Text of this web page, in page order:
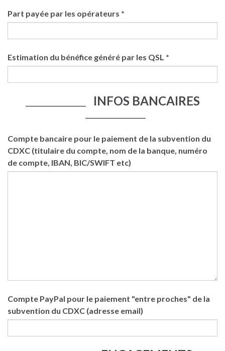
Part payée par les opérateurs *
Estimation du bénéfice généré par les QSL *
INFOS BANCAIRES
Compte bancaire pour le paiement de la subvention du
CDXC (titulaire du compte, nom de la banque, numéro
de compte, IBAN, BIC/SWIFT etc)
Compte PayPal pour le paiement "entre proches" de la
subvention du CDXC (adresse email)